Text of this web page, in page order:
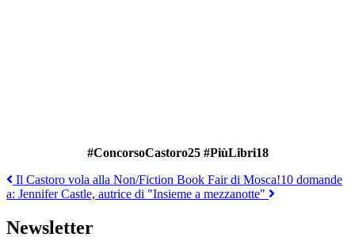
#ConcorsoCastoro25 #PiùLibri18
Navigazione
articoli
Il Castoro vola alla Non/Fiction Book Fair di Mosca!10 domande
a: Jennifer Castle, autrice di "Insieme a mezzanotte"
Newsletter